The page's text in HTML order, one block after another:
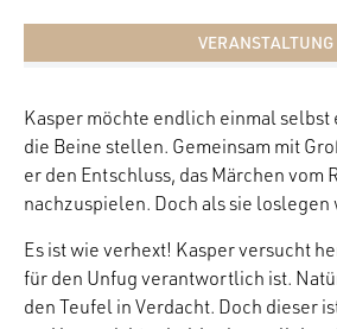
VERANSTALTUNG
Kasper möchte endlich einmal selbst
die Beine stellen. Gemeinsam mit
er den Entschluss, das Märchen vom
nachzuspielen. Doch als sie
Es ist wie verhext! Kasper versucht
für den Unfug verantwortlich ist.
den Teufel in Verdacht. Doch dieser